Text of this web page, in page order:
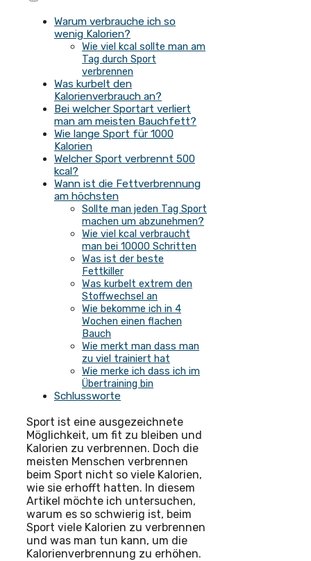
Warum verbrauche ich so
wenig Kalorien?
Wie viel kcal sollte man am
Tag durch Sport
verbrennen
Was kurbelt den
Kalorienverbrauch an?
Bei welcher Sportart verliert
man am meisten Bauchfett?
Wie lange Sport für 1000
Kalorien
Welcher Sport verbrennt 500
kcal?
Wann ist die Fettverbrennung
am höchsten
Sollte man jeden Tag Sport
machen um abzunehmen?
Wie viel kcal verbraucht
man bei 10000 Schritten
Was ist der beste
Fettkiller
Was kurbelt extrem den
Stoffwechsel an
Wie bekomme ich in 4
Wochen einen flachen
Bauch
Wie merkt man dass man
zu viel trainiert hat
Wie merke ich dass ich im
Übertraining bin
Schlussworte
Sport ist eine ausgezeichnete
Möglichkeit, um fit zu bleiben und
Kalorien zu verbrennen. Doch die
meisten Menschen verbrennen
beim Sport nicht so viele Kalorien,
wie sie erhofft hatten. In diesem
Artikel möchte ich untersuchen,
warum es so schwierig ist, beim
Sport viele Kalorien zu verbrennen
und was man tun kann, um die
Kalorienverbrennung zu erhöhen.